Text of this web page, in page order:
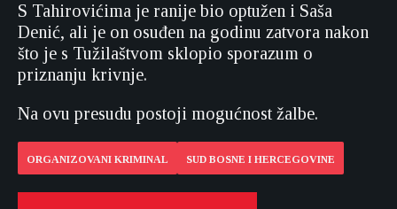
S Tahirovićima je ranije bio optužen i Saša
Denić, ali je on osuđen na godinu zatvora nakon
što je s Tužilaštvom sklopio sporazum o
priznanju krivnje.
Na ovu presudu postoji mogućnost žalbe.
ORGANIZOVANI KRIMINAL SUD BOSNE I HERCEGOVINE